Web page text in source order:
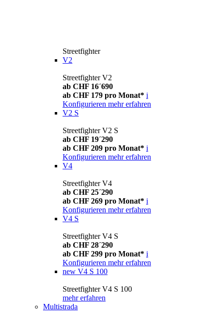
Streetfighter
V2
Streetfighter V2
ab CHF 16´690
ab CHF 179 pro Monat* i
Konfigurieren mehr erfahren
V2 S
Streetfighter V2 S
ab CHF 19´290
ab CHF 209 pro Monat* i
Konfigurieren mehr erfahren
V4
Streetfighter V4
ab CHF 25´290
ab CHF 269 pro Monat* i
Konfigurieren mehr erfahren
V4 S
Streetfighter V4 S
ab CHF 28´290
ab CHF 299 pro Monat* i
Konfigurieren mehr erfahren
new V4 S 100
Streetfighter V4 S 100
mehr erfahren
Multistrada